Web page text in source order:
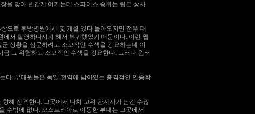
을 맞아 반갑게 여기는데 스피어스 중위는 립튼 상사
으로 후방병원에서 몇 개월 있다 돌아오지만 전우 대
서 탈영하다시피 해서 복귀했었기 때문이다. 이런 웹
상황을 심문하려고 소모적인 수색을 강요하는데 이
그 위험하고 소모적인 수색을 강요한다. 그러나 윈터
다. 부대원들은 독일 전역에 남아있는 충격적인 인종학
해 진격한다. 그곳에서 나치 고위 관계자가 남긴 수많
수밖에 없다. 오스트리아로 이동한 부대는 그곳에서